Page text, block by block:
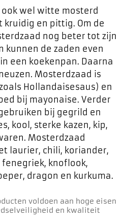
wel witte mosterd
kruidig en pittig. Om de
nog beter tot zijn
kunnen de zaden even
een koekenpan. Daarna
Mosterdzaad is
Hollandaisesaus) en
bij mayonaise. Verder
bij gegrild en
kool, sterke kazen, kip,
Mosterdzaad
laurier, chili, koriander,
fenegriek, knoflook,
dragon en kurkuma.
voldoen aan hoge eisen
en kwaliteit